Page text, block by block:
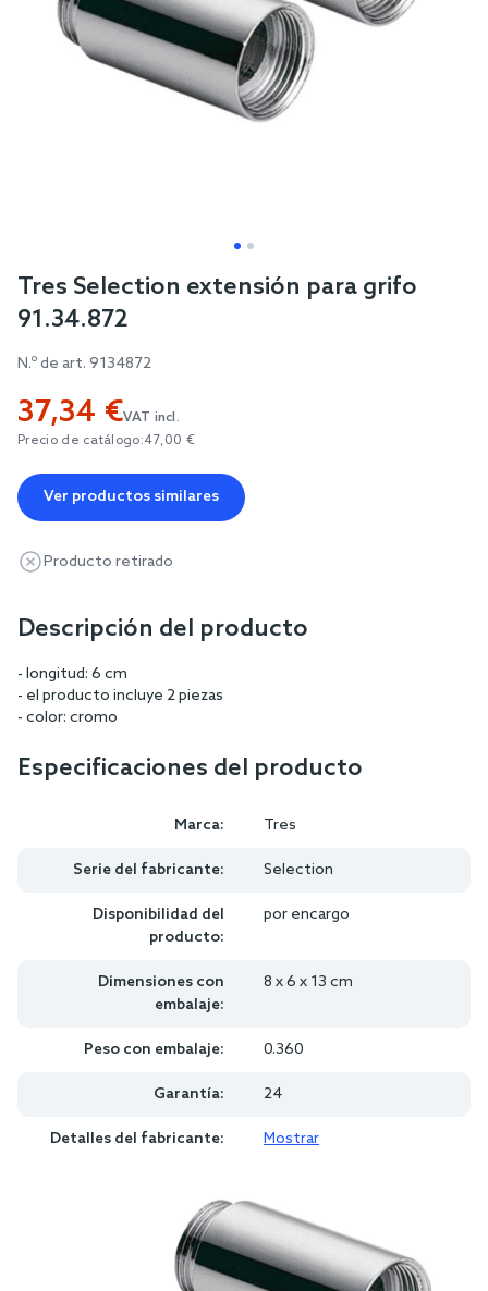
Skip
to
beginning
the
images
Tres Selection extensión para grifo
91.34.872
N.º de art. 9134872
37,34 €VAT incl.
Precio de catálogo:47,00 €
Ver productos similares
Producto retirado
Descripción del producto
- longitud: 6 cm
- el producto incluye 2 piezas
- color: cromo
Especificaciones del producto
Marca: Tres
Serie del fabricante: Selection
Disponibilidad del
producto:
por encargo
Dimensiones con
embalaje:
8 x 6 x 13 cm
Peso con embalaje: 0.360
Garantía: 24
Detalles del fabricante: Mostrar